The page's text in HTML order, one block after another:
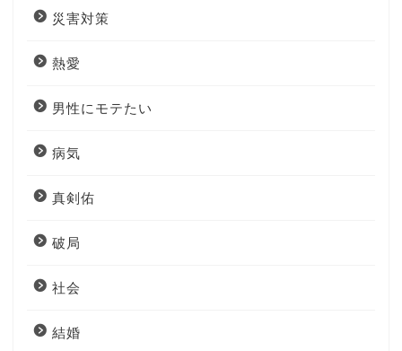
災害対策
熱愛
男性にモテたい
病気
真剣佑
破局
社会
結婚